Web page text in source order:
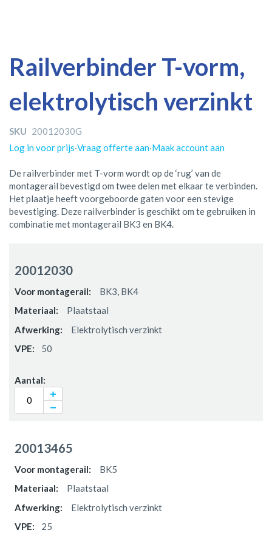
Railverbinder T-vorm,
elektrolytisch verzinkt
SKU 20012030G
Log in voor prijs·Vraag offerte aan·Maak account aan
De railverbinder met T-vorm wordt op de ‘rug’ van de
montagerail bevestigd om twee delen met elkaar te verbinden.
Het plaatje heeft voorgeboorde gaten voor een stevige
bevestiging. Deze railverbinder is geschikt om te gebruiken in
combinatie met montagerail BK3 en BK4.
naar
einde
van
afbeeldingen-
gallerij
naar
begin
van
afbeeldingen-
gallerij
20012030
BK3, BK4
Plaatstaal
Elektrolytisch verzinkt
50
20013465
BK5
Plaatstaal
Elektrolytisch verzinkt
25